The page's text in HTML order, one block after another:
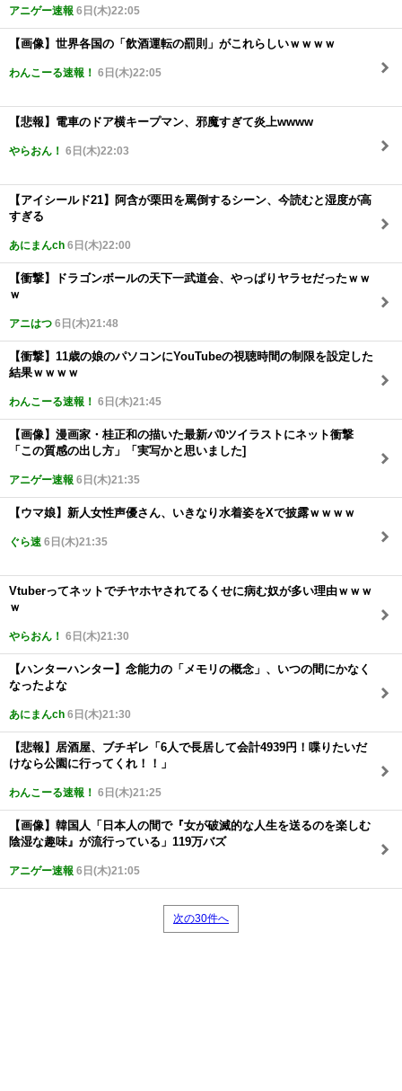
アニゲー速報 6日(木)22:05
【画像】世界各国の「飲酒運転の罰則」がこれらしいｗｗｗｗ
わんこーる速報！ 6日(木)22:05
【悲報】電車のドア横キープマン、邪魔すぎて炎上wwww
やらおん！ 6日(木)22:03
【アイシールド21】阿含が栗田を罵倒するシーン、今読むと湿度が高
すぎる
あにまんch 6日(木)22:00
【衝撃】ドラゴンボールの天下一武道会、やっぱりヤラセだったｗｗ
ｗ
アニはつ 6日(木)21:48
【衝撃】11歳の娘のパソコンにYouTubeの視聴時間の制限を設定した
結果ｗｗｗｗ
わんこーる速報！ 6日(木)21:45
【画像】漫画家・桂正和の描いた最新パ0ツイラストにネット衝撃
「この質感の出し方」「実写かと思いました]
アニゲー速報 6日(木)21:35
【ウマ娘】新人女性声優さん、いきなり水着姿をXで披露ｗｗｗｗ
ぐら速 6日(木)21:35
Vtuberってネットでチヤホヤされてるくせに病む奴が多い理由ｗｗｗ
ｗ
やらおん！ 6日(木)21:30
【ハンターハンター】念能力の「メモリの概念」、いつの間にかなく
なったよな
あにまんch 6日(木)21:30
【悲報】居酒屋、ブチギレ「6人で長居して会計4939円！喋りたいだ
けなら公園に行ってくれ！！」
わんこーる速報！ 6日(木)21:25
【画像】韓国人「日本人の間で『女が破滅的な人生を送るのを楽しむ
陰湿な趣味』が流行っている」119万バズ
アニゲー速報 6日(木)21:05
次の30件へ